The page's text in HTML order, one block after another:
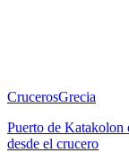
CrucerosGrecia
Puerto de Katakolon
desde el crucero